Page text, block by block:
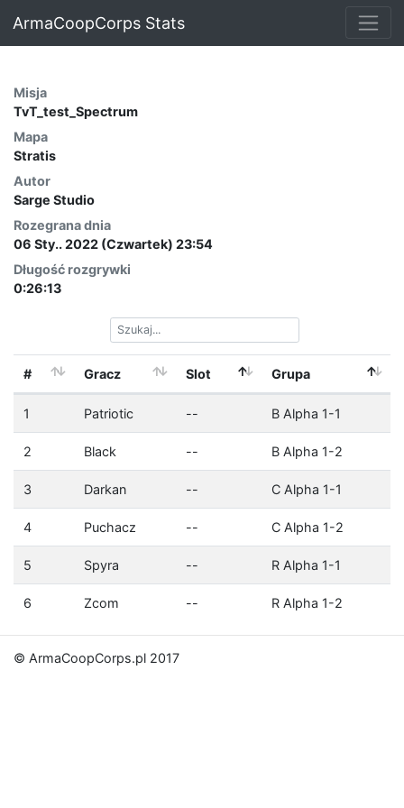
ArmaCoopCorps Stats
Misja
TvT_test_Spectrum
Mapa
Stratis
Autor
Sarge Studio
Rozegrana dnia
06 Sty.. 2022 (Czwartek) 23:54
Długość rozgrywki
0:26:13
# Gracz Slot Grupa
1 Patriotic -- B Alpha 1-1
2 Black -- B Alpha 1-2
3 Darkan -- C Alpha 1-1
4 Puchacz -- C Alpha 1-2
5 Spyra -- R Alpha 1-1
6 Zcom -- R Alpha 1-2
© ArmaCoopCorps.pl 2017